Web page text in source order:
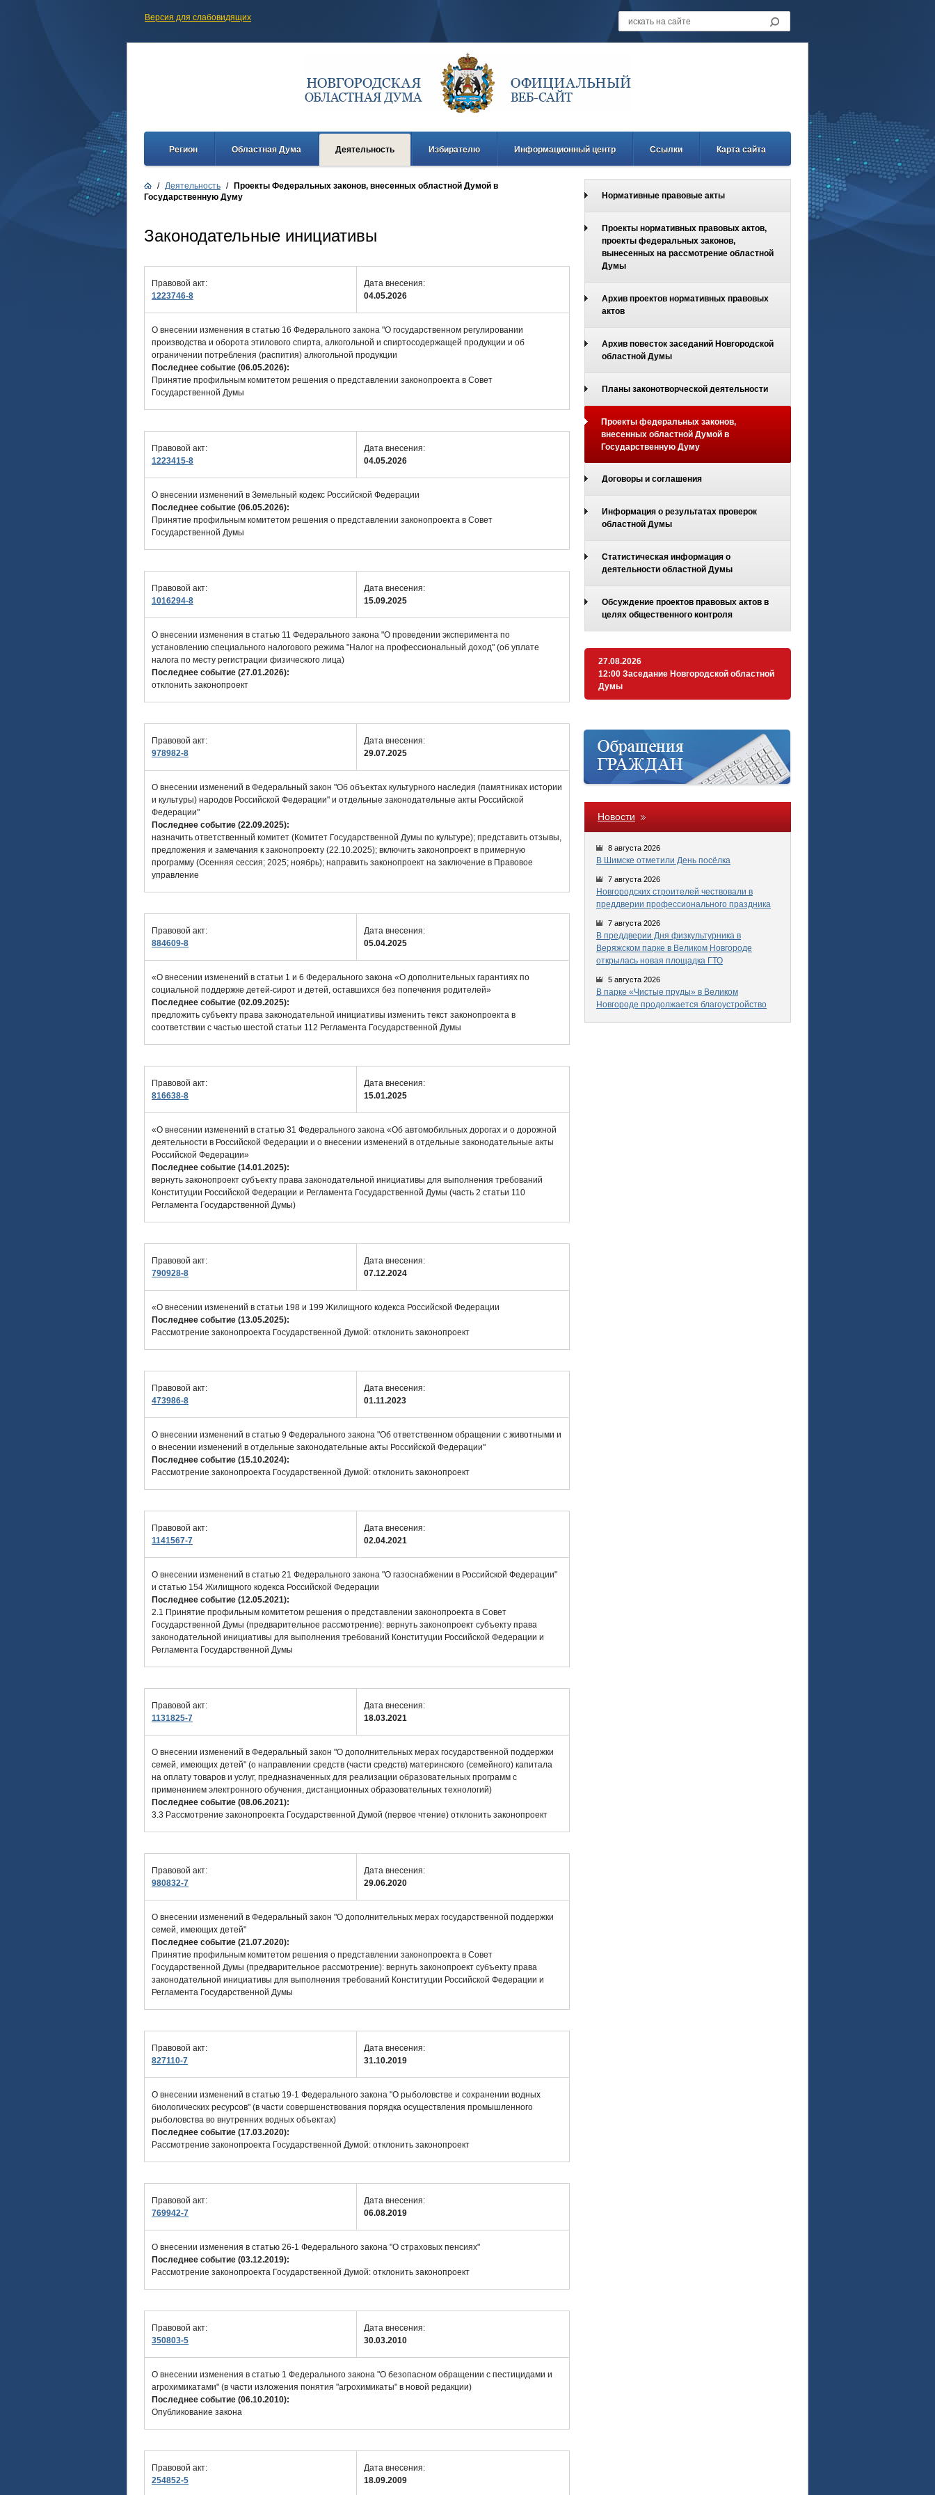
Версия для слабовидящих
Регион Областная Дума Деятельность Избирателю Информационный центр Ссылки Карта сайта
Нормативные правовые акты
Проекты нормативных правовых актов,
проекты федеральных законов,
вынесенных на рассмотрение областной
Думы
Архив проектов нормативных правовых
актов
Архив повесток заседаний Новгородской
областной Думы
Планы законотворческой деятельности
Проекты федеральных законов,
внесенных областной Думой в
Государственную Думу
Договоры и соглашения
Информация о результатах проверок
областной Думы
Статистическая информация о
деятельности областной Думы
Обсуждение проектов правовых актов в
целях общественного контроля
27.08.2026
12:00 Заседание Новгородской областной
Думы
Новости
8 августа 2026
В Шимске отметили День посёлка
7 августа 2026
Новгородских строителей чествовали в
преддверии профессионального праздника
7 августа 2026
В преддверии Дня физкультурника в
Веряжском парке в Великом Новгороде
открылась новая площадка ГТО
5 августа 2026
В парке «Чистые пруды» в Великом
Новгороде продолжается благоустройство
/ Деятельность /
Проекты Федеральных законов, внесенных областной Думой в
Государственную Думу
Законодательные инициативы
Правовой акт:
1223746-8
Дата внесения:
04.05.2026
О внесении изменения в статью 16 Федерального закона "О государственном регулировании
производства и оборота этилового спирта, алкогольной и спиртосодержащей продукции и об
ограничении потребления (распития) алкогольной продукции
Последнее событие (06.05.2026):
Принятие профильным комитетом решения о представлении законопроекта в Совет
Государственной Думы
Правовой акт:
1223415-8
Дата внесения:
04.05.2026
О внесении изменений в Земельный кодекс Российской Федерации
Последнее событие (06.05.2026):
Принятие профильным комитетом решения о представлении законопроекта в Совет
Государственной Думы
Правовой акт:
1016294-8
Дата внесения:
15.09.2025
О внесении изменения в статью 11 Федерального закона "О проведении эксперимента по
установлению специального налогового режима "Налог на профессиональный доход" (об уплате
налога по месту регистрации физического лица)
Последнее событие (27.01.2026):
отклонить законопроект
Правовой акт:
978982-8
Дата внесения:
29.07.2025
О внесении изменений в Федеральный закон "Об объектах культурного наследия (памятниках истории
и культуры) народов Российской Федерации" и отдельные законодательные акты Российской
Федерации"
Последнее событие (22.09.2025):
назначить ответственный комитет (Комитет Государственной Думы по культуре); представить отзывы,
предложения и замечания к законопроекту (22.10.2025); включить законопроект в примерную
программу (Осенняя сессия; 2025; ноябрь); направить законопроект на заключение в Правовое
управление
Правовой акт:
884609-8
Дата внесения:
05.04.2025
«О внесении изменений в статьи 1 и 6 Федерального закона «О дополнительных гарантиях по
социальной поддержке детей-сирот и детей, оставшихся без попечения родителей»
Последнее событие (02.09.2025):
предложить субъекту права законодательной инициативы изменить текст законопроекта в
соответствии с частью шестой статьи 112 Регламента Государственной Думы
Правовой акт:
816638-8
Дата внесения:
15.01.2025
«О внесении изменений в статью 31 Федерального закона «Об автомобильных дорогах и о дорожной
деятельности в Российской Федерации и о внесении изменений в отдельные законодательные акты
Российской Федерации»
Последнее событие (14.01.2025):
вернуть законопроект субъекту права законодательной инициативы для выполнения требований
Конституции Российской Федерации и Регламента Государственной Думы (часть 2 статьи 110
Регламента Государственной Думы)
Правовой акт:
790928-8
Дата внесения:
07.12.2024
«О внесении изменений в статьи 198 и 199 Жилищного кодекса Российской Федерации
Последнее событие (13.05.2025):
Рассмотрение законопроекта Государственной Думой: отклонить законопроект
Правовой акт:
473986-8
Дата внесения:
01.11.2023
О внесении изменений в статью 9 Федерального закона "Об ответственном обращении с животными и
о внесении изменений в отдельные законодательные акты Российской Федерации"
Последнее событие (15.10.2024):
Рассмотрение законопроекта Государственной Думой: отклонить законопроект
Правовой акт:
1141567-7
Дата внесения:
02.04.2021
О внесении изменений в статью 21 Федерального закона "О газоснабжении в Российской Федерации"
и статью 154 Жилищного кодекса Российской Федерации
Последнее событие (12.05.2021):
2.1 Принятие профильным комитетом решения о представлении законопроекта в Совет
Государственной Думы (предварительное рассмотрение): вернуть законопроект субъекту права
законодательной инициативы для выполнения требований Конституции Российской Федерации и
Регламента Государственной Думы
Правовой акт:
1131825-7
Дата внесения:
18.03.2021
О внесении изменений в Федеральный закон "О дополнительных мерах государственной поддержки
семей, имеющих детей" (о направлении средств (части средств) материнского (семейного) капитала
на оплату товаров и услуг, предназначенных для реализации образовательных программ с
применением электронного обучения, дистанционных образовательных технологий)
Последнее событие (08.06.2021):
3.3 Рассмотрение законопроекта Государственной Думой (первое чтение) отклонить законопроект
Правовой акт:
980832-7
Дата внесения:
29.06.2020
О внесении изменений в Федеральный закон "О дополнительных мерах государственной поддержки
семей, имеющих детей"
Последнее событие (21.07.2020):
Принятие профильным комитетом решения о представлении законопроекта в Совет
Государственной Думы (предварительное рассмотрение): вернуть законопроект субъекту права
законодательной инициативы для выполнения требований Конституции Российской Федерации и
Регламента Государственной Думы
Правовой акт:
827110-7
Дата внесения:
31.10.2019
О внесении изменений в статью 19-1 Федерального закона "О рыболовстве и сохранении водных
биологических ресурсов" (в части совершенствования порядка осуществления промышленного
рыболовства во внутренних водных объектах)
Последнее событие (17.03.2020):
Рассмотрение законопроекта Государственной Думой: отклонить законопроект
Правовой акт:
769942-7
Дата внесения:
06.08.2019
О внесении изменения в статью 26-1 Федерального закона "О страховых пенсиях"
Последнее событие (03.12.2019):
Рассмотрение законопроекта Государственной Думой: отклонить законопроект
Правовой акт:
350803-5
Дата внесения:
30.03.2010
О внесении изменения в статью 1 Федерального закона "О безопасном обращении с пестицидами и
агрохимикатами" (в части изложения понятия "агрохимикаты" в новой редакции)
Последнее событие (06.10.2010):
Опубликование закона
Правовой акт:
254852-5
Дата внесения:
18.09.2009